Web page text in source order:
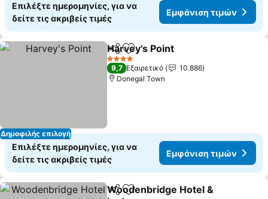
Επιλέξτε ημερομηνίες, για να
δείτε τις ακριβείς τιμές
Εμφάνιση τιμών
Δημοφιλής επιλογή
Κοινοποίηση
Προσθήκη στα αγαπημένα
Harvey's Point
4 Αστέρια
9,7 Εξαιρετικό
10.886
Donegal Town
Επιλέξτε ημερομηνίες, για να
δείτε τις ακριβείς τιμές
Εμφάνιση τιμών
Κοινοποίηση
Προσθήκη στα αγαπημένα
Woodenbridge Hotel &